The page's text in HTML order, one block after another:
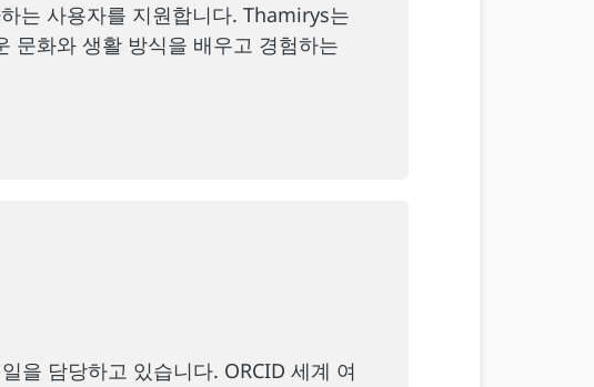
는 사용자를 지원합니다. Thamirys는
문화와 생활 방식을 배우고 경험하는
을 담당하고 있습니다. ORCID 세계 여